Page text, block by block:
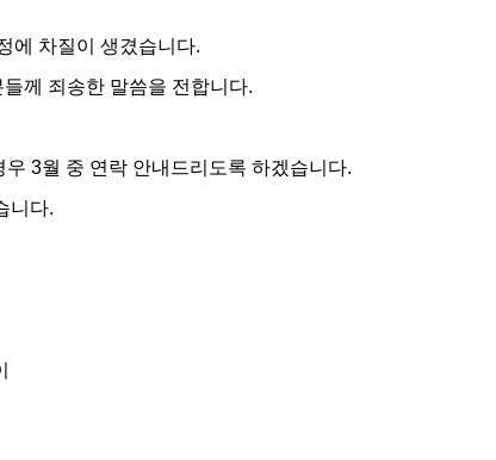
에 차질이 생겼습니다.
께 죄송한 말씀을 전합니다.
3월 중 연락 안내드리도록 하겠습니다.
니다.